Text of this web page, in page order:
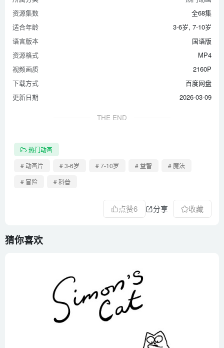
资源集数
全68集
适合年龄
3-6岁, 7-10岁
语言版本
国语版
资源格式
MP4
视频画质
2160P
下载方式
百度网盘
更新日期
2026-03-09
THE END
热门动画
# 动画片
# 3-6岁 # 7-10岁 # 益智
# 魔法
# 冒险
# 科普
点赞6 分享 收藏
猜你喜欢